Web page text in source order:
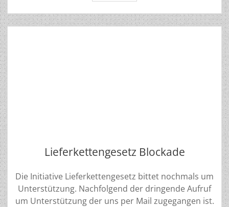
–
Ferienprogramm
Lieferkettengesetz Blockade
Die Initiative Lieferkettengesetz bittet nochmals um
Unterstützung. Nachfolgend der dringende Aufruf
um Unterstützung der uns per Mail zugegangen ist.